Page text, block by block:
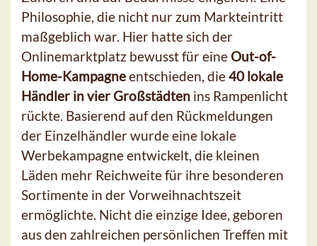
Philosophie, die nicht nur zum Markteintritt
maßgeblich war. Hier hatte sich der
Onlinemarktplatz bewusst für eineOut-of-
Home-Kampagneentschieden, die40 lokale
Händler in vier Großstädten ins Rampenlicht
rückte. Basierend auf den Rückmeldungen
der Einzelhändler wurde eine lokale
Werbekampagne entwickelt, die kleinen
Läden mehr Reichweite für ihre besonderen
Sortimente in der Vorweihnachtszeit
ermöglichte. Nicht die einzige Idee, geboren
aus den zahlreichen persönlichen Treffen mit